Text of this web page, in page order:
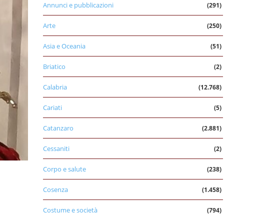
Annunci e pubblicazioni (291)
Arte (250)
Asia e Oceania (51)
Briatico (2)
Calabria (12.768)
Cariati (5)
Catanzaro (2.881)
Cessaniti (2)
Corpo e salute (238)
Cosenza (1.458)
Costume e società (794)